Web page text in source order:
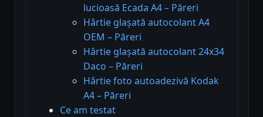
lucioasă Ecada A4 – Păreri
Hârtie glașată autocolant A4
OEM – Păreri
Hârtie glașată autocolant 24x34
Daco – Păreri
Hârtie foto autoadezivă Kodak
A4 – Păreri
Ce am testat